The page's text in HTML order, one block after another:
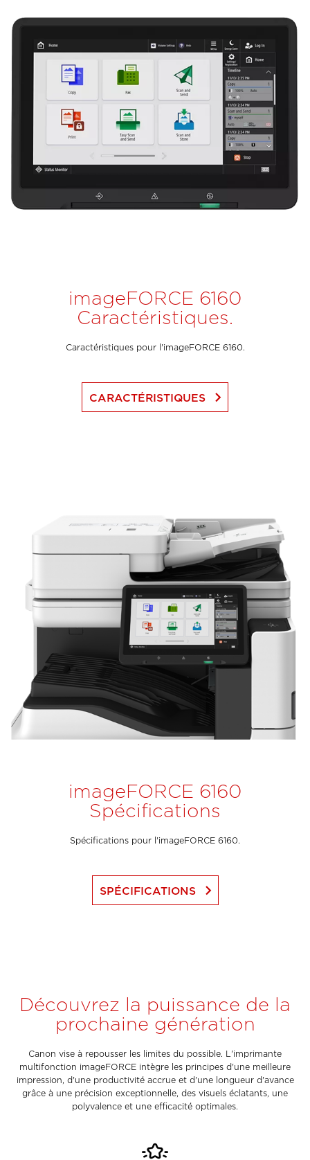
imageFORCE 6160
Caractéristiques.
Caractéristiques pour l'imageFORCE 6160.
CARACTÉRISTIQUES keyboard_arrow_right
imageFORCE 6160
Spécifications
Spécifications pour l'imageFORCE 6160.
SPÉCIFICATIONS keyboard_arrow_right
Découvrez la puissance de la
prochaine génération
Canon vise à repousser les limites du possible. L'imprimante
multifonction imageFORCE intègre les principes d'une meilleure
impression, d'une productivité accrue et d'une longueur d'avance
grâce à une précision exceptionnelle, des visuels éclatants, une
polyvalence et une efficacité optimales.